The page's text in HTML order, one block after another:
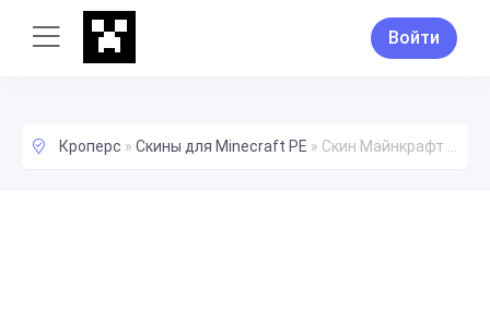
Войти
Кроперс » Скины для Minecraft PE » Скин Майнкрафт 4u4